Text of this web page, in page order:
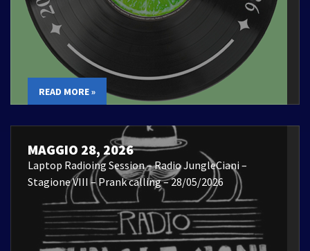
READ MORE »
MAGGIO 28, 2026
Laptop Radioing Session – Radio JungleCiani –
Stagione VIII – Prank calling – 28/05/2026